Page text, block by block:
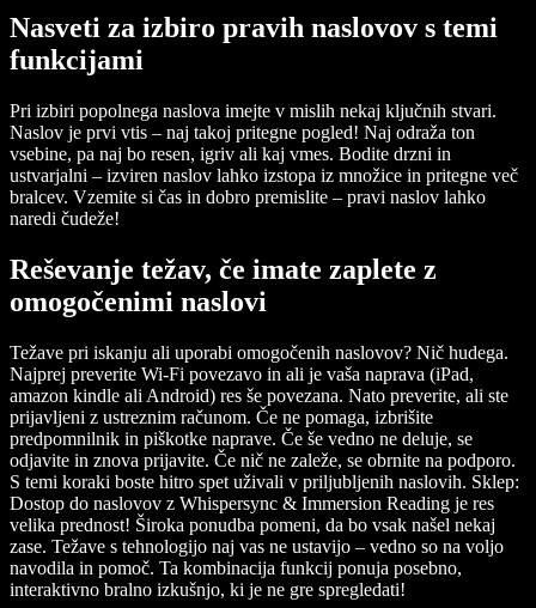
Nasveti za izbiro pravih naslovov s temi
funkcijami
Pri izbiri popolnega naslova imejte v mislih nekaj ključnih stvari.
Naslov je prvi vtis – naj takoj pritegne pogled! Naj odraža ton
vsebine, pa naj bo resen, igriv ali kaj vmes. Bodite drzni in
ustvarjalni – izviren naslov lahko izstopa iz množice in pritegne več
bralcev. Vzemite si čas in dobro premislite – pravi naslov lahko
naredi čudeže!
Reševanje težav, če imate zaplete z
omogočenimi naslovi
Težave pri iskanju ali uporabi omogočenih naslovov? Nič hudega.
Najprej preverite Wi-Fi povezavo in ali je vaša naprava (iPad,
amazon kindle ali Android) res še povezana. Nato preverite, ali ste
prijavljeni z ustreznim računom. Če ne pomaga, izbrišite
predpomnilnik in piškotke naprave. Če še vedno ne deluje, se
odjavite in znova prijavite. Če nič ne zaleže, se obrnite na podporo.
S temi koraki boste hitro spet uživali v priljubljenih naslovih. Sklep:
Dostop do naslovov z Whispersync & Immersion Reading je res
velika prednost! Široka ponudba pomeni, da bo vsak našel nekaj
zase. Težave s tehnologijo naj vas ne ustavijo – vedno so na voljo
navodila in pomoč. Ta kombinacija funkcij ponuja posebno,
interaktivno bralno izkušnjo, ki je ne gre spregledati!